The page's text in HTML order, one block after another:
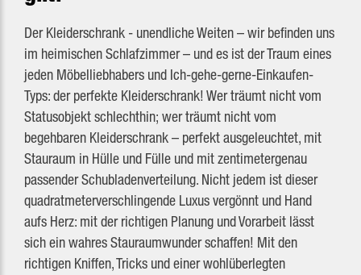
Der Kleiderschrank - unendliche Weiten – wir befinden uns
im heimischen Schlafzimmer – und es ist der Traum eines
jeden Möbelliebhabers und Ich-gehe-gerne-Einkaufen-
Typs: der perfekte Kleiderschrank! Wer träumt nicht vom
Statusobjekt schlechthin; wer träumt nicht vom
begehbaren Kleiderschrank – perfekt ausgeleuchtet, mit
Stauraum in Hülle und Fülle und mit zentimetergenau
passender Schubladenverteilung. Nicht jedem ist dieser
quadratmeterverschlingende Luxus vergönnt und Hand
aufs Herz: mit der richtigen Planung und Vorarbeit lässt
sich ein wahres Stauraumwunder schaffen! Mit den
richtigen Kniffen, Tricks und einer wohlüberlegten